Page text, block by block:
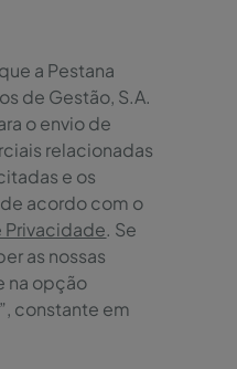
a Pestana
de Gestão, S.A.
o envio de
relacionadas
e os
acordo com o
Privacidade. Se
as nossas
na opção
constante em